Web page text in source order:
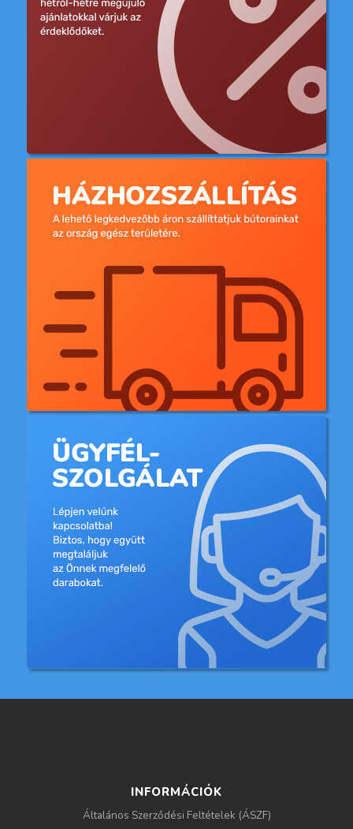
INFORMÁCIÓK
Általános Szerződési Feltételek (ÁSZF)